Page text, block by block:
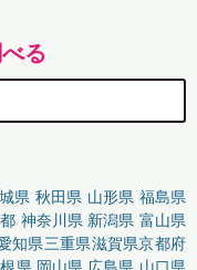
る
県 秋田県 山形県 福島県
神奈川県 新潟県 富山県
知県三重県滋賀県京都府